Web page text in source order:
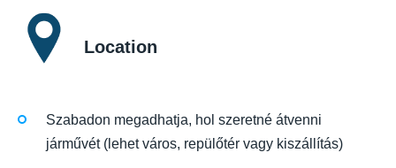
Location
Szabadon megadhatja, hol szeretné átvenni
járművét (lehet város, repülőtér vagy kiszállítás)